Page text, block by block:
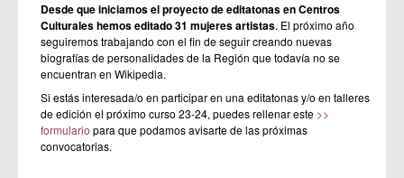
Desde que iniciamos el proyecto de editatonas en Centros
Culturales hemos editado 31 mujeres artistas. El próximo año
seguiremos trabajando con el fin de seguir creando nuevas
biografías de personalidades de la Región que todavía no se
encuentran en Wikipedia.
Si estás interesada/o en participar en una editatonas y/o en talleres
de edición el próximo curso 23-24, puedes rellenar este >>
formulario para que podamos avisarte de las próximas
convocatorias.